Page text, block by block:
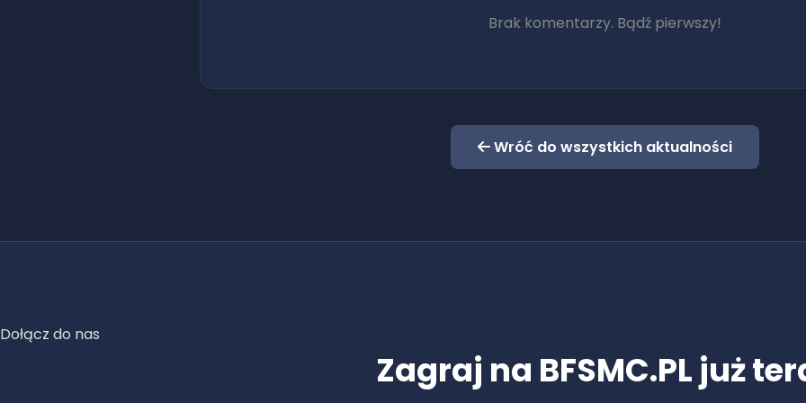
Brak komentarzy. Bądź pierwszy!
Wróć do wszystkich aktualności
Dołącz do nas
Zagraj na BFSMC.PL już